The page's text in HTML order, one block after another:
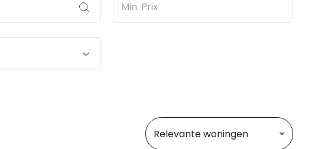
Relevante woningen